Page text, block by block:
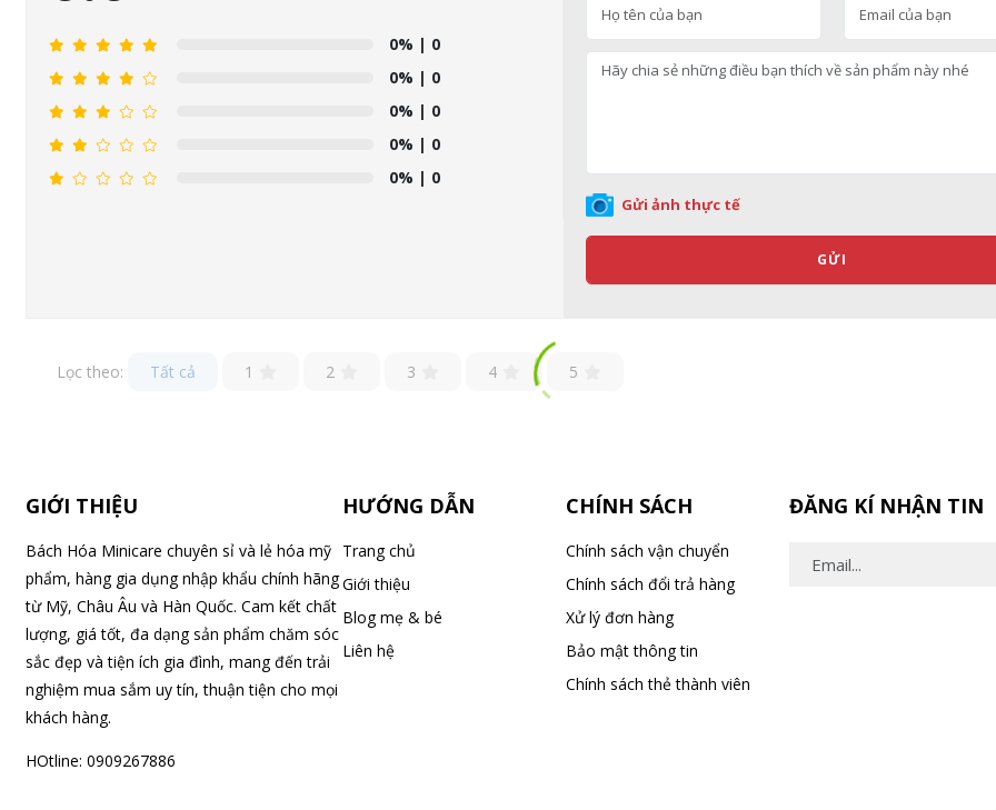
0% | 0
0% | 0
0% | 0
0% | 0
0% | 0
Gửi ảnh thực tế
GỬI
Lọc theo: Tất cả 1 2 3 4 5
GIỚI THIỆU
Bách Hóa Minicare chuyên sỉ và lẻ hóa mỹ
phẩm, hàng gia dụng nhập khẩu chính hãng
từ Mỹ, Châu Âu và Hàn Quốc. Cam kết chất
lượng, giá tốt, đa dạng sản phẩm chăm sóc
sắc đẹp và tiện ích gia đình, mang đến trải
nghiệm mua sắm uy tín, thuận tiện cho mọi
khách hàng.
HOtline: 0909267886
HƯỚNG DẪN
Trang chủ
Giới thiệu
Blog mẹ & bé
Liên hệ
CHÍNH SÁCH
Chính sách vận chuyển
Chính sách đổi trả hàng
Xử lý đơn hàng
Bảo mật thông tin
Chính sách thẻ thành viên
ĐĂNG KÍ NHẬN TIN